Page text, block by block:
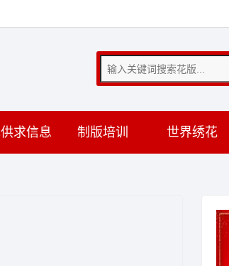
求信息 制版培训 世界绣花